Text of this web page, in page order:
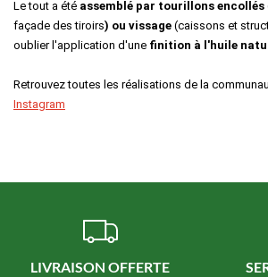
Le tout a été assemblé par tourillons encollés
façade des tiroirs) ou vissage (caissons et
oublier l'application d'une finition à l'huile
Retrouvez toutes les réalisations de la
Instagram
LIVRAISON OFFERTE